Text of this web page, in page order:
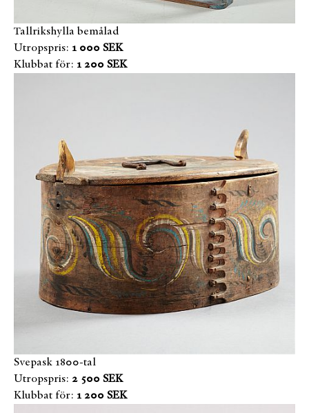
Tallrikshylla bemålad
Utropspris: 1 000 SEK
Klubbat för: 1 200 SEK
Svepask 1800-tal
Utropspris: 2 500 SEK
Klubbat för: 1 200 SEK